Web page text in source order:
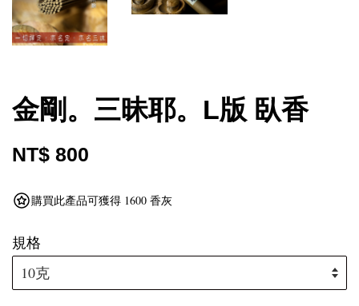
金剛。三昧耶。L版 臥香
NT$ 800
購買此產品可獲得 1600 香灰
規格